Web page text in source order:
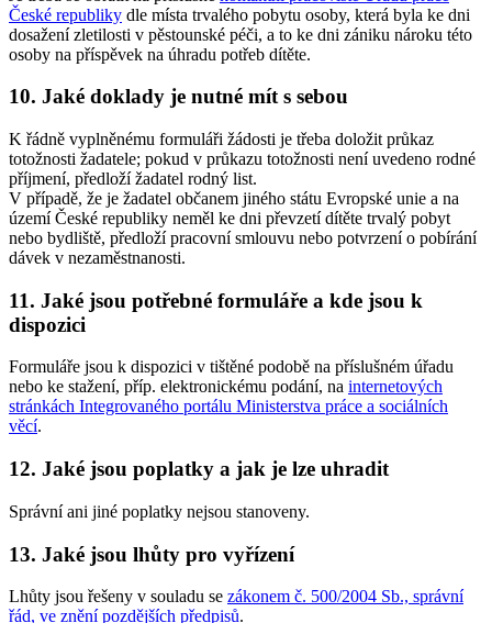
České republiky dle místa trvalého pobytu osoby, která byla ke dni
dosažení zletilosti v pěstounské péči, a to ke dni zániku nároku této
osoby na příspěvek na úhradu potřeb dítěte.
10. Jaké doklady je nutné mít s sebou
K řádně vyplněnému formuláři žádosti je třeba doložit průkaz
totožnosti žadatele; pokud v průkazu totožnosti není uvedeno rodné
příjmení, předloží žadatel rodný list.
V případě, že je žadatel občanem jiného státu Evropské unie a na
území České republiky neměl ke dni převzetí dítěte trvalý pobyt
nebo bydliště, předloží pracovní smlouvu nebo potvrzení o pobírání
dávek v nezaměstnanosti.
11. Jaké jsou potřebné formuláře a kde jsou k
dispozici
Formuláře jsou k dispozici v tištěné podobě na příslušném úřadu
nebo ke stažení, příp. elektronickému podání, na internetových
stránkách Integrovaného portálu Ministerstva práce a sociálních
věcí.
12. Jaké jsou poplatky a jak je lze uhradit
Správní ani jiné poplatky nejsou stanoveny.
13. Jaké jsou lhůty pro vyřízení
Lhůty jsou řešeny v souladu se zákonem č. 500/2004 Sb., správní
řád, ve znění pozdějších předpisů.